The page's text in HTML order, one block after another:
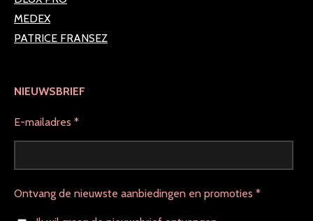
MEDEX
PATRICE FRANSEZ
NIEUWSBRIEF
E-mailadres *
Ontvang de nieuwste aanbiedingen en promoties *